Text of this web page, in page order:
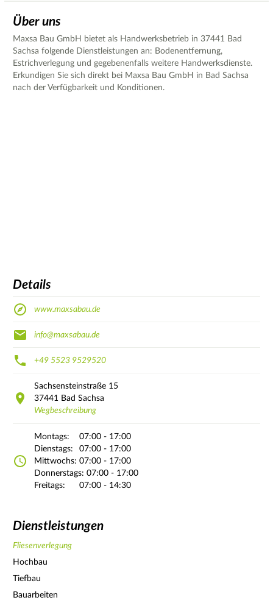
Über uns
Maxsa Bau GmbH bietet als Handwerksbetrieb in 37441 Bad
Sachsa folgende Dienstleistungen an: Bodenentfernung,
Estrichverlegung und gegebenenfalls weitere Handwerksdienste.
Erkundigen Sie sich direkt bei Maxsa Bau GmbH in Bad Sachsa
nach der Verfügbarkeit und Konditionen.
Details
www.maxsabau.de
info@maxsabau.de
+49 5523 9529520
Sachsensteinstraße 15
37441
Bad Sachsa
Wegbeschreibung
Montags:
07:00 - 17:00
Dienstags:
07:00 - 17:00
Mittwochs: 07:00 - 17:00
Donnerstags: 07:00 - 17:00
Freitags:
07:00 - 14:30
Dienstleistungen
Fliesenverlegung
Hochbau
Tiefbau
Bauarbeiten